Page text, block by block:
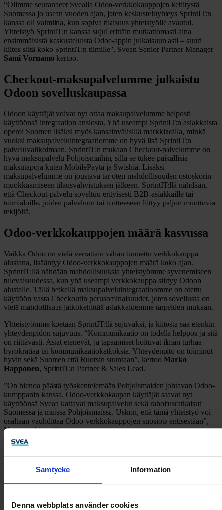
Samtycke Information
Denna webbplats använder cookies
“Olimme seuranneet Svealla Odoo-verkkokauppojen kehitystä
Suomessa jo usean vuoden ajan, joten keskusteluyhteys SprintIT:n
kanssa oli valmiina, kun sopiva tilaisuus yhteistyölle avautui.
Yhteistyö SprintIT:n kanssa sujui erittäin mutkattomasti aina
ensimmäisistä keskusteluista Odoo-appin julkaisuun asti – suuri
kiitos siitä koko SprintIT:n tiimille”, Svean Senior Partner Manager
Sami Vornamo kertoo.
Checkout-maksupalvelumme julkaistu
Odoon sovelluskaupassa
Odoon käyttäjät voivat nyt ottaa maksupalvelumme helposti
käyttöönsä integraation ansiosta. Yhä useampi SprintIT:n asiakkaista
operoi Suomen lisäksi myös kansainvälisillä markkinoilla, minkä
vuoksi maksupalveluintegraatiomme on hyvä lisä SprintIT:n
palveluvalikoimaan. SprintIT:n mukaan Checkout-palvelumme on
hyvä maksupalvelu Pohjoismaihin, sillä se tukee paikallisia
maksutapoja kuten MobilePayta ja Swishiä. Lisäksi
maksupalvelumme on joustava tarjoten mahdollisuuden ostoskorin
muokkaamiseen tilausvahvistuksen jälkeen. SprintIT:llä nähdään,
että Checkout-palvelu soveltuu erityisesti B2B-asiakkaille tai
toimialoille, joiden palveluun tai tuotteeseen liittyy paljon muuttuvia
tekijöitä.
Odoo-verkkokauppojen määrä kasvussa
Vaikka Odoo on vielä verrattain vähän tunnettu verkkokauppa-
alustana, lisääntyy Odoo-verkkokauppojen määrä koko ajan.
SprintIT:llä nähdään mahdollisuuksia yhteistyömme syvenemiseen
tulevaisuudessa, kun yhä useampi verkkokauppa siirtyy Odoon
alustalle. Tällä hetkellä maksupalveluintegraatioomme on otettu
käyttöön vasta Checkoutin perusominaisuudet, joten sovellusta on
vielä mahdollisuus jatkokehittää asiakkaidemme tarpeiden mukaan.
Yhteistyömme koetaan SprintIT:llä sujuvaksi, ja kiitosta saa etenkin
yhteydenpidon sujuvuus. “Kommunikaatio on todella helppoa ja sitä
on riittävästi. Asiat etenevät, ja tapaamiset hoituvat ilman turhaa
byrokratiaa tai kommunikaatiokatkoksia. Yhteydenpito on toiminut
hyvin sekä Suomen että Ruotsin suuntaan”, kertoo Marko
Happonen, SprintIT:n Partner & Sales Lead.
”On hienoa päästä työskentelemään Pohjoismaiden johtavan Odoo-
kumppanin kanssa. Odoo-verkkokaupan käyttäjät saavat nyt
käyttöönsä Svean kattavat maksupalvelut sekä rahoitusratkaisut
Suomessa ja muissa Pohjoismaissa. Uskon, että tämä yhteistyö voi
osaltaan vauhdittaa Odoo-verkkokauppojen suosiota entisestään”,
Vornamo kiteyttää.
Kommunikaatio on todella helppoa ja sitä on riittävästi.